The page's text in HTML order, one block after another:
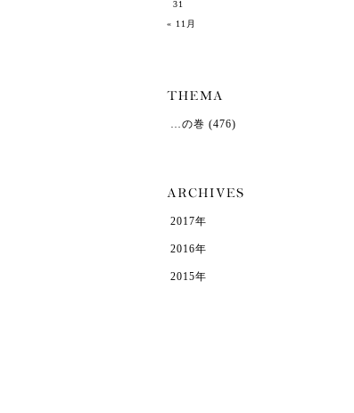
« 11月
31
…の巻 (476)
2017年
2016年
2015年